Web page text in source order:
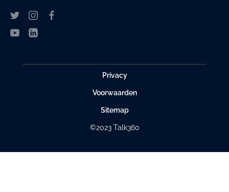
Privacy
Voorwaarden
Sitemap
©2023 Talk360